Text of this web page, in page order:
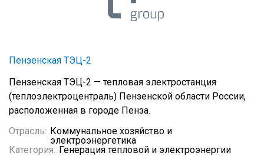
Пензенская ТЭЦ-2
Пензенская ТЭЦ-2 — тепловая электростанция
(теплоэлектроцентраль) Пензенской области России,
расположенная в городе Пенза.
Отрасль: Коммунальное хозяйство и
электроэнергетика
Категория: Генерация тепловой и электроэнергии